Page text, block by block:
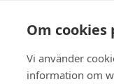
Om
Vi använder
information om